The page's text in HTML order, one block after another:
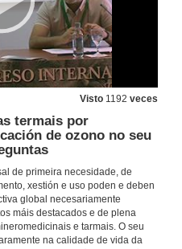
Visto 1192 veces
termais por
de ozono no seu
de primeira necesidade, de
xestión e uso poden e deben
global necesariamente
máis destacados e de plena
e tarmais. O seu
na calidade de vida da
de 2015
de 2015
Novas orientacións versus aplicacións clásicas das augas termais
de 2015